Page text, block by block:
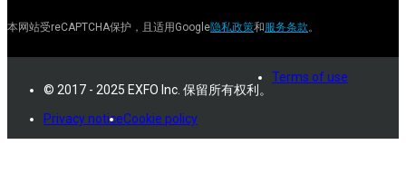
本网站受reCAPTCHA保护，且适用Google隐私政策和服务条款。
© 2017 - 2025 EXFO Inc. 保留所有权利。
Terms of use
Privacy noticeCookie policy